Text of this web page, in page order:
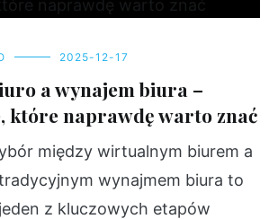
2025-12-17
a wynajem biura –
które naprawdę warto znać
między wirtualnym biurem a
wynajmem biura to
jeden z kluczowych etapów